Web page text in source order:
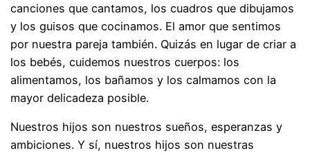
canciones que cantamos, los cuadros que dibujamos
y los guisos que cocinamos. El amor que sentimos
por nuestra pareja también. Quizás en lugar de criar a
los bebés, cuidemos nuestros cuerpos: los
alimentamos, los bañamos y los calmamos con la
mayor delicadeza posible.
Nuestros hijos son nuestros sueños, esperanzas y
ambiciones. Y sí, nuestros hijos son nuestras